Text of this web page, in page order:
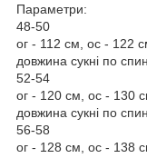
Параметри:
48-50
ог - 112 см, ос - 122
довжина сукні по
52-54
ог - 120 см, ос - 130
довжина сукні по
56-58
ог - 128 см, ос - 138